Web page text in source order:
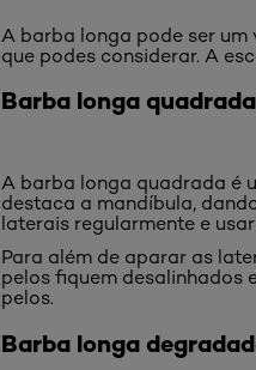
A barba longa pode ser
que podes considerar. A
Barba longa quadrada
A barba longa quadrada é
destaca a mandíbula,
laterais regularmente e
Para além de aparar as
pelos fiquem desalinhados
pelos.
Barba longa